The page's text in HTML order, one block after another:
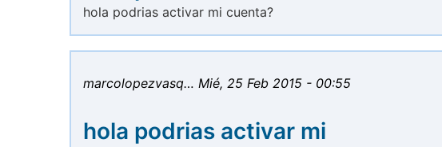
hola podrias activar mi cuenta?
marcolopezvasq… Mié, 25 Feb 2015 - 00:55
hola podrias activar mi